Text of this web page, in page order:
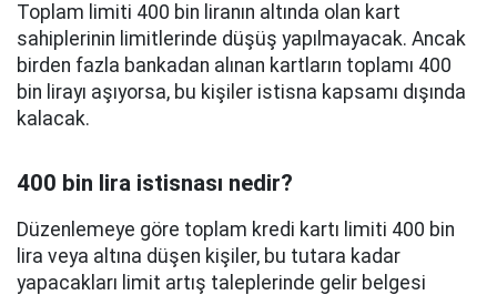
Toplam limiti 400 bin liranın altında olan kart
sahiplerinin limitlerinde düşüş yapılmayacak. Ancak
birden fazla bankadan alınan kartların toplamı 400
bin lirayı aşıyorsa, bu kişiler istisna kapsamı dışında
kalacak.
400 bin lira istisnası nedir?
Düzenlemeye göre toplam kredi kartı limiti 400 bin
lira veya altına düşen kişiler, bu tutara kadar
yapacakları limit artış taleplerinde gelir belgesi